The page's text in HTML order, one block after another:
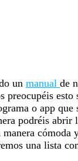
un manual de
preocupéis esto
o app que
podréis abrir
manera cómoda
una lista